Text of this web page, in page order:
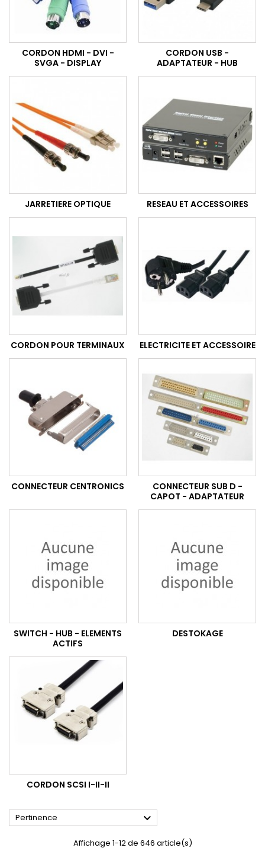
CORDON HDMI - DVI -
SVGA - DISPLAY
CORDON USB -
ADAPTATEUR - HUB
JARRETIERE OPTIQUE RESEAU ET ACCESSOIRES
CORDON POUR TERMINAUX ELECTRICITE ET ACCESSOIRE
CONNECTEUR CENTRONICS
CONNECTEUR SUB D -
CAPOT - ADAPTATEUR
SWITCH - HUB - ELEMENTS
ACTIFS
DESTOKAGE
CORDON SCSI I-II-II
Pertinence 
Affichage 1-12 de 646 article(s)